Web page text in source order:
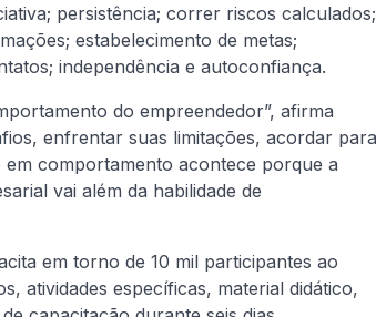
persistência; correr riscos calculados;
estabelecimento de metas;
independência e autoconfiança.
do empreendedor”, afirma
enfrentar suas limitações, acordar para
comportamento acontece porque a
vai além da habilidade de
em torno de 10 mil participantes ao
atividades específicas, material didático,